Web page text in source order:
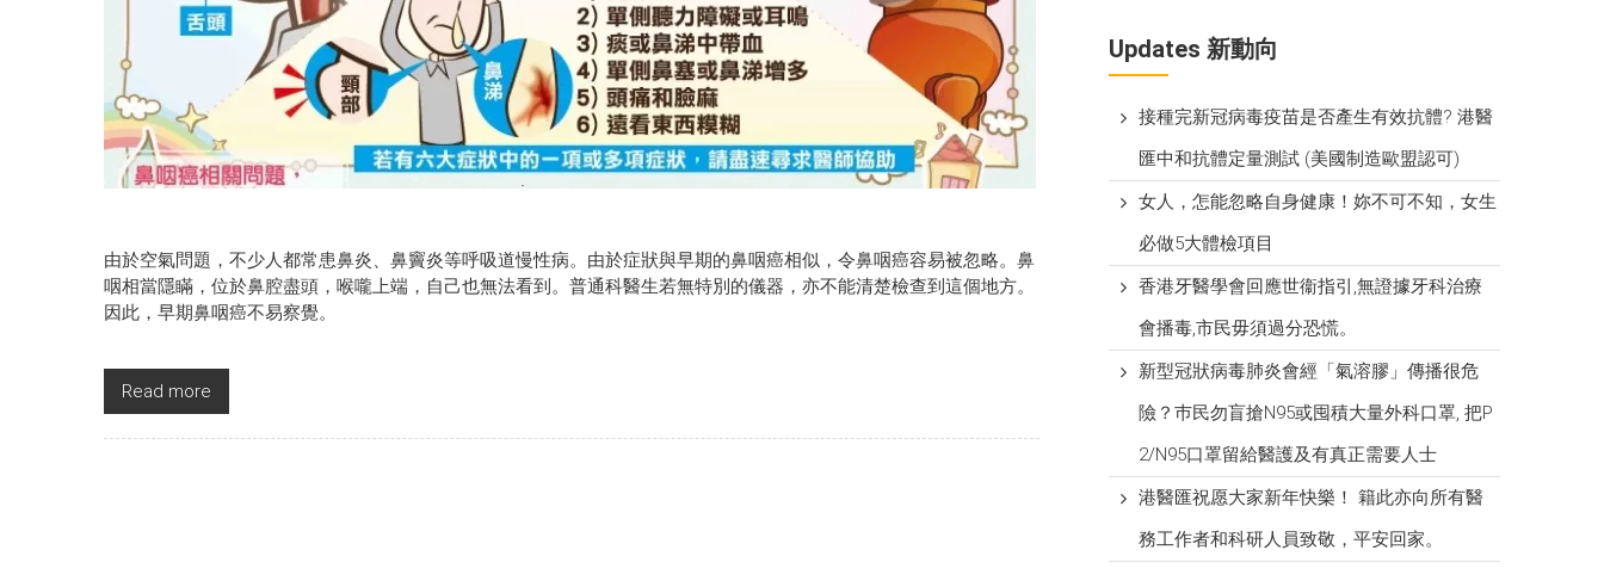
由於空氣問題，不少人都常患鼻炎、鼻竇炎等呼吸道慢性病。由於症狀與早期的鼻咽癌相似，令鼻咽癌容易被忽略。鼻
咽相當隱瞞，位於鼻腔盡頭，喉嚨上端，自己也無法看到。普通科醫生若無特別的儀器，亦不能清楚檢查到這個地方。
因此，早期鼻咽癌不易察覺。
Read more
Updates 新動向
接種完新冠病毒疫苗是否產生有效抗體? 港醫
匯中和抗體定量測試 (美國制造歐盟認可)
女人，怎能忽略自身健康！妳不可不知，女生
必做5大體檢項目
香港牙醫學會回應世衞指引,無證據牙科治療
會播毒,市民毋須過分恐慌。
新型冠狀病毒肺炎會經「氣溶膠」傳播很危
險？巿民勿盲搶N95或囤積大量外科口罩, 把P​
2/N95口罩留給醫護及有真正需要人士
港醫匯祝愿大家新年快樂！ 籍此亦向所有醫
務工作者和科研人員致敬，平安回家。